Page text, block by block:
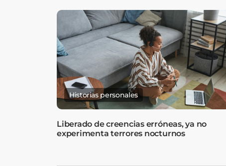
Historias personales
Liberado de creencias erróneas, ya no
experimenta terrores nocturnos